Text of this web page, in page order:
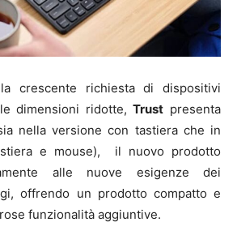
crescente richiesta di dispositivi
dimensioni ridotte,Trust presenta
nella versione con tastiera che in
e mouse), il nuovo prodotto
alle nuove esigenze dei
offrendo un prodotto compatto e
funzionalità aggiuntive.